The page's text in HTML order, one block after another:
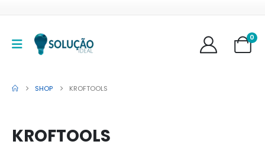
0
SHOP KROFTOOLS
KROFTOOLS